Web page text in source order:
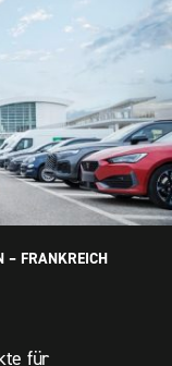
– FRANKREICH
für